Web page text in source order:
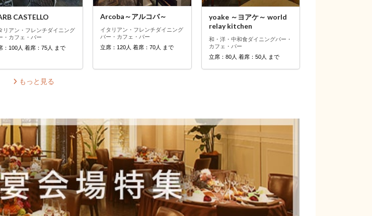
CASTELLO
リアン・フレンチダイニング
・カフェ・バー
：100人 着席：75人 まで
Arcoba～アルコバ～
イタリアン・フレンチダイニング
バー・カフェ・バー
立席：120人 着席：70人 まで
yoake ～ヨアケ～ world
relay kitchen
和・洋・中和食ダイニングバー・
カフェ・バー
立席：80人 着席：50人 まで
もっと見る